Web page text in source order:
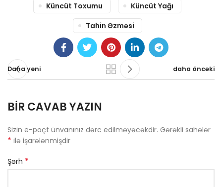
Küncüt Toxumu
Küncüt Yağı
Tahin Əzməsi
Daha yeni daha öncəki
BIR CAVAB YAZIN
Sizin e-poçt ünvanınız dərc edilməyəcəkdir. Gərəkli sahələr
* ilə işarələnmişdir
Şərh *